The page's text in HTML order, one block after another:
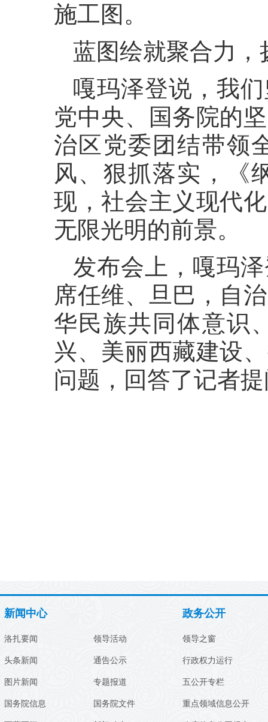
施工图。
蓝图绘就聚合力
嘎玛泽登说，我
党中央、国务院的
治区党委团结带领
风、狠抓落实，《
现，社会主义现代
无限光明的前景。
发布会上，嘎玛
席任维、旦巴，自
华民族共同体意识
兴、美丽西藏建设
问题，回答了记者
新闻中心
洛扎要闻
头条新闻
图片新闻
国务院信息
领导活动
通告公示
专题报道
国务院文件
政务公开
领导之窗
行政权力运行
五公开专栏
重点领域信息公开